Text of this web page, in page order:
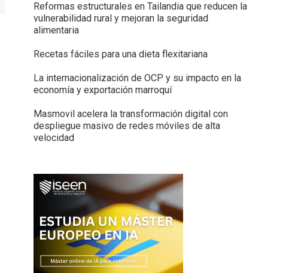
Reformas estructurales en Tailandia que reducen la
vulnerabilidad rural y mejoran la seguridad
alimentaria
Recetas fáciles para una dieta flexitariana
La internacionalización de OCP y su impacto en la
economía y exportación marroquí
Masmovil acelera la transformación digital con
despliegue masivo de redes móviles de alta
velocidad